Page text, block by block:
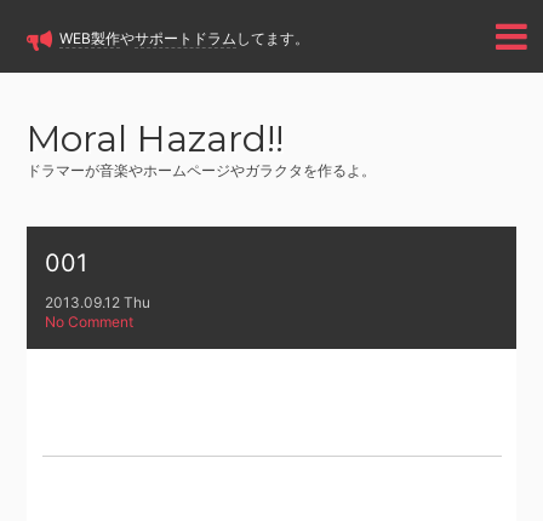
WEB製作やサポートドラム してます。
Moral Hazard!!
ドラマーが音楽やホームページやガラクタを作るよ。
001
2013.09.12 Thu
No Comment